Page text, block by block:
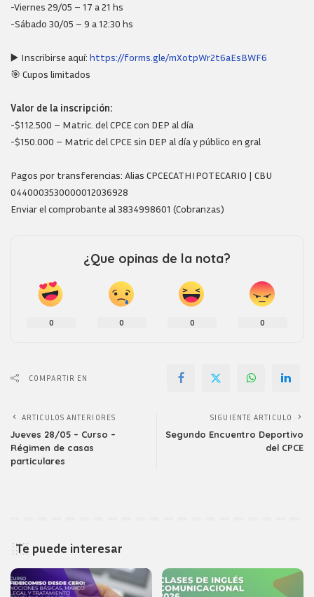
-Viernes 29/05 – 17 a 21 hs
-Sábado 30/05 – 9 a 12:30 hs
▶️ Inscribirse aquí: https://forms.gle/mXotpWr2t6aEsBWF6
🎯 Cupos limitados
Valor de la inscripción:
-$112.500 – Matric. del CPCE con DEP al día
-$150.000 – Matric del CPCE sin DEP al día y público en gral
Pagos por transferencias: Alias CPCECATHIPOTECARIO | CBU
0440003530000012036928
Enviar el comprobante al 3834998601 (Cobranzas)
¿Que opinas de la nota?
0 0 0 0
COMPARTIR EN
ARTICULOS ANTERIORES
Jueves 28/05 – Curso –
Régimen de casas
particulares
SIGUIENTE ARTICULO
Segundo Encuentro Deportivo
del CPCE
Te puede interesar